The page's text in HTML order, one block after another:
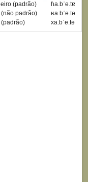
(padrão)
ɦa.bˈe.tɐ
padrão)
ʁa.bˈe.tə
xa.bˈe.tə